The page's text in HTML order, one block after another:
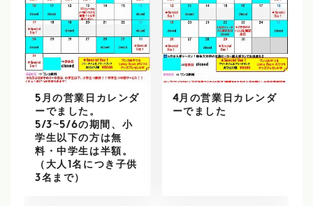
5月の営業日カレンダ
ーでました。
5/3~5/6の期間、小
学生以下の方は無
料・中学生は半額。
（大人1名につき子供
3名まで）
4月の営業日カレンダ
ーでました